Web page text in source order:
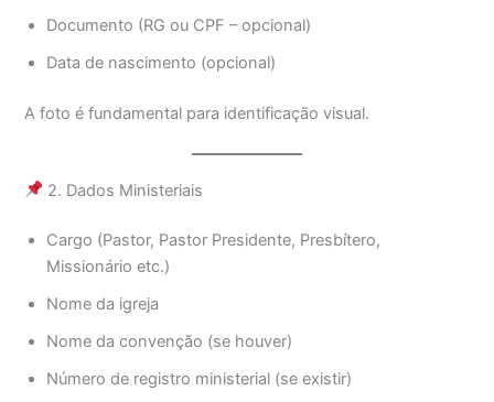
Documento (RG ou CPF – opcional)
Data de nascimento (opcional)
A foto é fundamental para identificação visual.
2. Dados Ministeriais
Cargo (Pastor, Pastor Presidente, Presbítero,
Missionário etc.)
Nome da igreja
Nome da convenção (se houver)
Número de registro ministerial (se existir)